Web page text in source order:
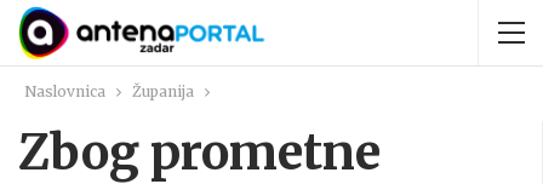
Naslovnica Županija
Zbog prometne